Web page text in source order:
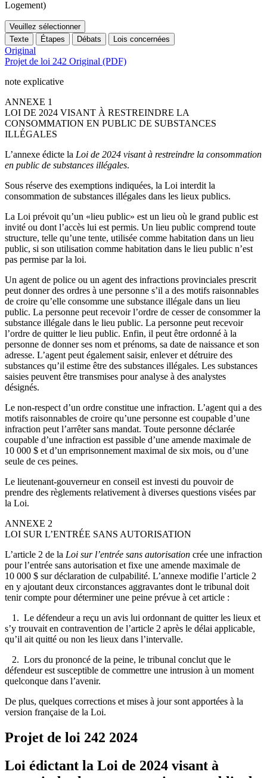
Logement)
Veuillez sélectionner
Texte
Étapes Débats Lois concernées
Original
Projet de loi 242 Original (PDF)
note explicative
ANNEXE 1
LOI DE 2024 VISANT À RESTREINDRE LA
CONSOMMATION EN PUBLIC DE SUBSTANCES
ILLÉGALES
L’annexe édicte la Loi de 2024 visant à restreindre la consommation
en public de substances illégales.
Sous réserve des exemptions indiquées, la Loi interdit la
consommation de substances illégales dans les lieux publics.
La Loi prévoit qu’un «lieu public» est un lieu où le grand public est
invité ou dont l’accès lui est permis. Un lieu public comprend toute
structure, telle qu’une tente, utilisée comme habitation dans un lieu
public, si son utilisation comme habitation dans le lieu public n’est
pas permise par la loi.
Un agent de police ou un agent des infractions provinciales prescrit
peut donner des ordres à une personne s’il a des motifs raisonnables
de croire qu’elle consomme une substance illégale dans un lieu
public. La personne peut recevoir l’ordre de cesser de consommer la
substance illégale dans le lieu public. La personne peut recevoir
l’ordre de quitter le lieu public. Enfin, il peut être ordonné à la
personne de donner ses nom et prénoms, sa date de naissance et son
adresse. L’agent peut également saisir, enlever et détruire des
substances qu’il estime être des substances illégales. Les substances
saisies peuvent être transmises pour analyse à des analystes
désignés.
Le non-respect d’un ordre constitue une infraction. L’agent qui a des
motifs raisonnables de croire qu’une personne est coupable d’une
infraction peut l’arrêter sans mandat. Toute personne déclarée
coupable d’une infraction est passible d’une amende maximale de
10 000 $ et d’un emprisonnement maximal de six mois, ou d’une
seule de ces peines.
Le lieutenant-gouverneur en conseil est investi du pouvoir de
prendre des règlements relativement à diverses questions visées par
la Loi.
ANNEXE 2
LOI SUR L’ENTRÉE SANS AUTORISATION
L’article 2 de la Loi sur l’entrée sans autorisation crée une infraction
pour l’entrée sans autorisation et fixe une amende maximale de
10 000 $ sur déclaration de culpabilité. L’annexe modifie l’article 2
en y ajoutant deux circonstances aggravantes dont le tribunal doit
tenir compte pour déterminer une peine prévue à cet article :
1. Le défendeur a reçu un avis lui ordonnant de quitter les lieux et
s’y trouvait en contravention de l’article 2 après le délai applicable,
qu’il ait quitté ou non les lieux dans l’intervalle.
2. Lors du prononcé de la peine, le tribunal conclut que le
défendeur est susceptible de commettre une intrusion à un moment
quelconque dans l’avenir.
De plus, quelques corrections et mises à jour sont apportées à la
version française de la Loi.
Projet de loi 242 2024
Loi édictant la Loi de 2024 visant à